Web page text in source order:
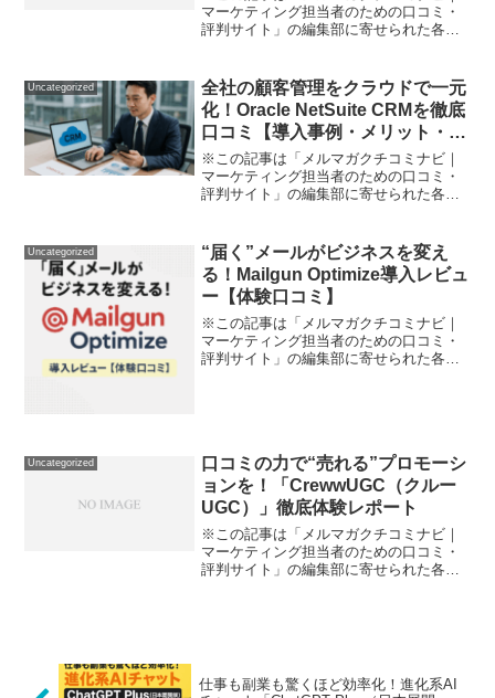
マーケティング担当者のための口コミ・
評判サイト」の編集部に寄せられた各商
管理で“もう限界…”と感じたことはありま
せんか？私自身、...
Uncategorized
全社の顧客管理をクラウドで一元
化！Oracle NetSuite CRMを徹底
口コミ【導入事例・メリット・辛
口レビューあり】
※この記事は「メルマガクチコミナビ｜
マーケティング担当者のための口コミ・
評判サイト」の編集部に寄せられた各商
報が社内でバラバラ」「見込み顧客の管
理ができず、商談チャン...
Uncategorized
“届く”メールがビジネスを変え
る！Mailgun Optimize導入レビュ
ー【体験口コミ】
※この記事は「メルマガクチコミナビ｜
マーケティング担当者のための口コミ・
評判サイト」の編集部に寄せられた各商
Uncategorized
口コミの力で“売れる”プロモーシ
ョンを！「CrewwUGC（クルー
UGC）」徹底体験レポート
※この記事は「メルマガクチコミナビ｜
マーケティング担当者のための口コミ・
評判サイト」の編集部に寄せられた各商
仕事も副業も驚くほど効率化！進化系AI